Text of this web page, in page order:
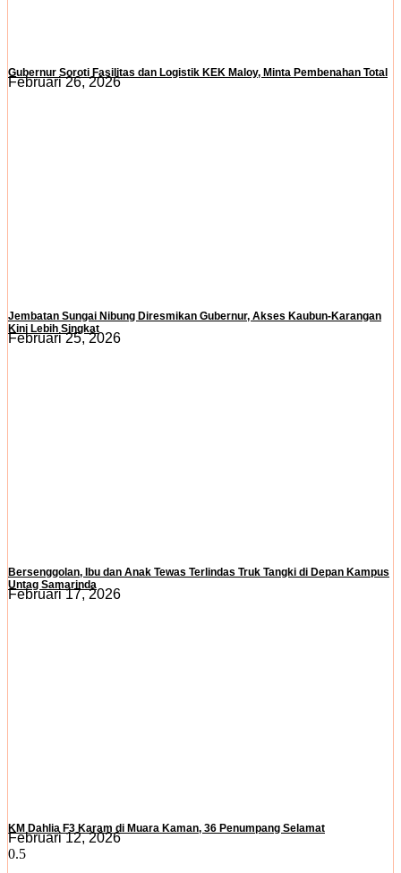
Gubernur Soroti Fasilitas dan Logistik KEK Maloy, Minta Pembenahan Total
Februari 26, 2026
Jembatan Sungai Nibung Diresmikan Gubernur, Akses Kaubun-Karangan
Kini Lebih Singkat
Februari 25, 2026
Bersenggolan, Ibu dan Anak Tewas Terlindas Truk Tangki di Depan Kampus
Untag Samarinda
Februari 17, 2026
KM Dahlia F3 Karam di Muara Kaman, 36 Penumpang Selamat
Februari 12, 2026